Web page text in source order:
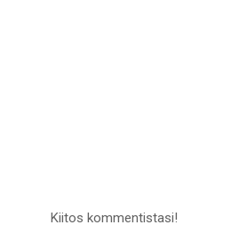
Kiitos kommentistasi!